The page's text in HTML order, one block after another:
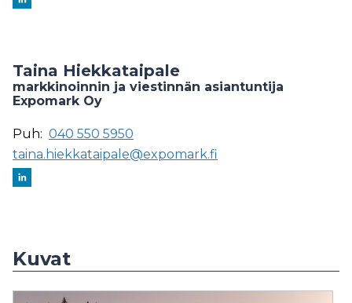
Taina Hiekkataipale
markkinoinnin ja viestinnän asiantuntija
Expomark Oy
Puh: 040 550 5950
taina.hiekkataipale@expomark.fi
Kuvat